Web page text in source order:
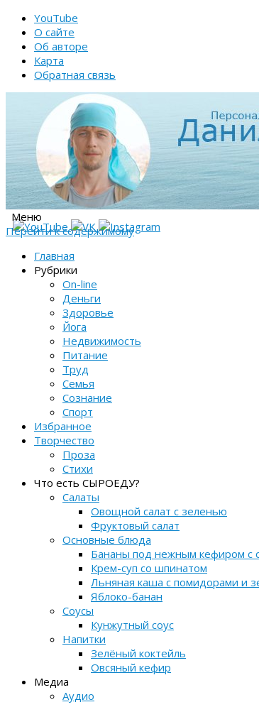
YouTube
О сайте
Об авторе
Карта
Обратная связь
Меню
Перейти к содержимому
Главная
Рубрики
On-line
Деньги
Здоровье
Йога
Недвижимость
Питание
Труд
Семья
Сознание
Спорт
Избранное
Творчество
Проза
Стихи
Что есть СЫРОЕДУ?
Салаты
Овощной салат с зеленью
Фруктовый салат
Основные блюда
Бананы под нежным кефиром с
Крем-суп со шпинатом
Льняная каша с помидорами и
Яблоко-банан
Соусы
Кунжутный соус
Напитки
Зелёный коктейль
Овсяный кефир
Медиа
Аудио